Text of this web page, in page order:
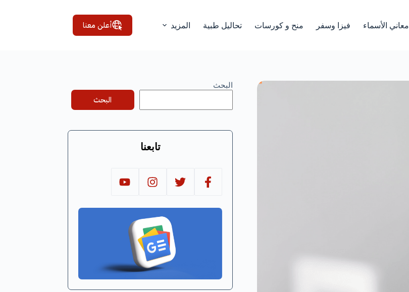
معاني الأسماء فيزا وسفر منح و كورسات تحاليل طبية المزيد أعلن معنا
البحث
البحث
تابعنا